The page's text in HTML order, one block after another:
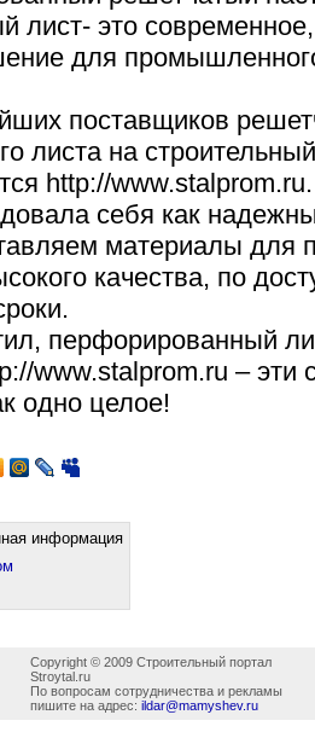
лист- это
для
поставщиков
листа на
http://
себя как
материалы для
качества, по
перфорированный
www.stalprom.ru – эти
одно целое!
информация
Copyright © 2009 Строительный портал
Stroytal.ru
По вопросам сотрудничества и рекламы
пишите на адрес: ildar@mamyshev.ru